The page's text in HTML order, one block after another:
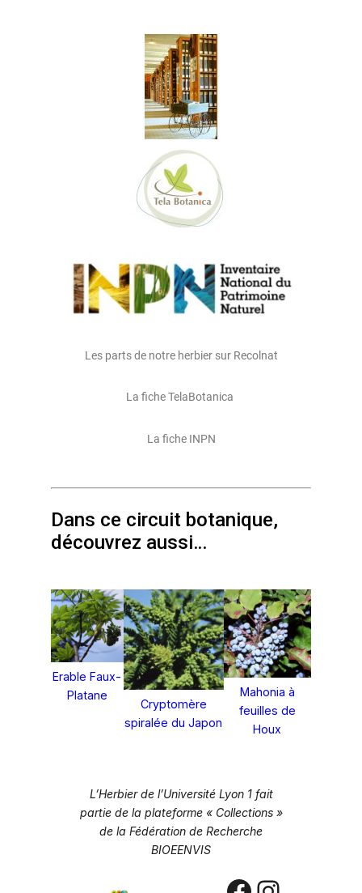
Les parts de notre herbier sur Recolnat
La fiche TelaBotanica
La fiche INPN
Dans ce circuit botanique,
découvrez aussi…
Erable Faux-
Platane
Cryptomère
spiralée du Japon
Mahonia à
feuilles de
Houx
L’Herbier de l’Université Lyon 1 fait
partie de la plateforme « Collections »
de la Fédération de Recherche
BIOEENVIS